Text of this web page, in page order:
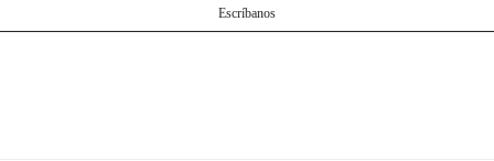
Escríbanos